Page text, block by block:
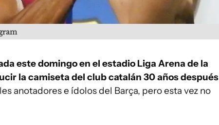
este domingo en el estadio Liga Arena de la
la camiseta del club catalán 30 años después
anotadores e ídolos del Barça, pero esta vez no